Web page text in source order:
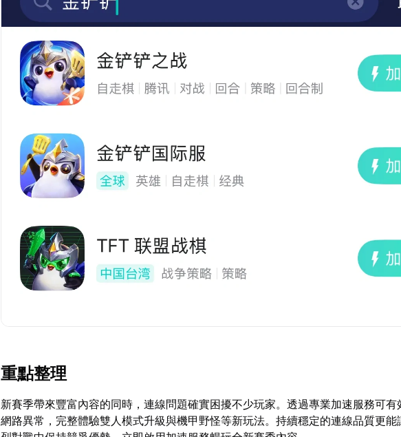
重點整理
新賽季帶來豐富內容的同時，連線問題確實困擾不少玩家。透過專業加速服務可有
網路異常，完整體驗雙人模式升級與機甲野怪等新玩法。持續穩定的連線品質更能